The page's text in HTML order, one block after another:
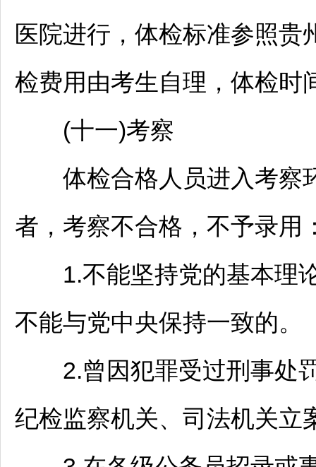
医院进行，体检标准参照贵
检费用由考生自理，体检时
(十一)考察
体检合格人员进入考察
者，考察不合格，不予录用
1.不能坚持党的基本理论
不能与党中央保持一致的。
2.曾因犯罪受过刑事处罚
纪检监察机关、司法机关立